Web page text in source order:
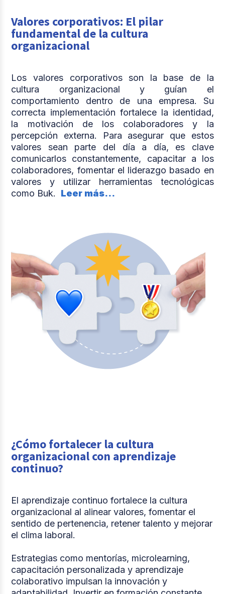
Valores corporativos: El pilar
fundamental de la cultura
organizacional
Los valores corporativos son la base de la
cultura organizacional y guían el
comportamiento dentro de una empresa. Su
correcta implementación fortalece la identidad,
la motivación de los colaboradores y la
percepción externa. Para asegurar que estos
valores sean parte del día a día, es clave
comunicarlos constantemente, capacitar a los
colaboradores, fomentar el liderazgo basado en
valores y utilizar herramientas tecnológicas
como Buk. Leer más...
¿Cómo fortalecer la cultura
organizacional con aprendizaje
continuo?
El aprendizaje continuo fortalece la cultura
organizacional al alinear valores, fomentar el
sentido de pertenencia, retener talento y mejorar
el clima laboral.
Estrategias como mentorías, microlearning,
capacitación personalizada y aprendizaje
colaborativo impulsan la innovación y